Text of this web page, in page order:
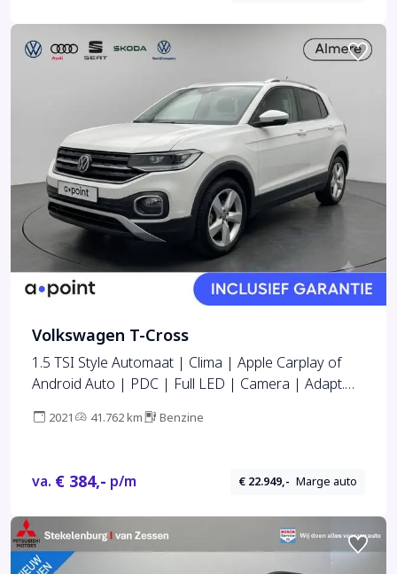
Volkswagen T-Cross
1.5 TSI Style Automaat | Clima | Apple Carplay of
Android Auto | PDC | Full LED | Camera | Adapt.
2021 41.762 km Benzine
va. € 384,- p/m € 22.949,- Marge auto